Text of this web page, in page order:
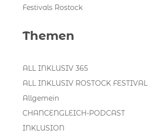
Festivals Rostock
Themen
ALL INKLUSIV 365
ALL INKLUSIV ROSTOCK FESTIVAL
Allgemein
CHANCENGLEICH-PODCAST
INKLUSION